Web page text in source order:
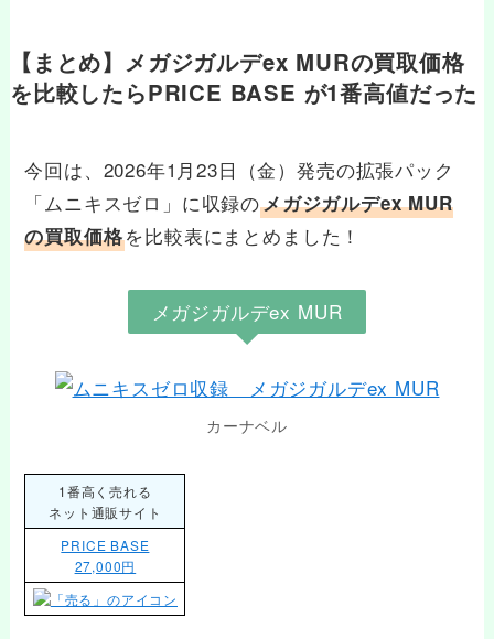
【まとめ】メガジガルデex MURの買取価格
を比較したらPRICE BASE が1番高値だった
今回は、2026年1月23日（金）発売の拡張パック
「ムニキスゼロ」に収録のメガジガルデex MUR
の買取価格を比較表にまとめました！
メガジガルデex MUR
カーナベル
1番高く売れる
ネット通販サイト
PRICE BASE
27,000円